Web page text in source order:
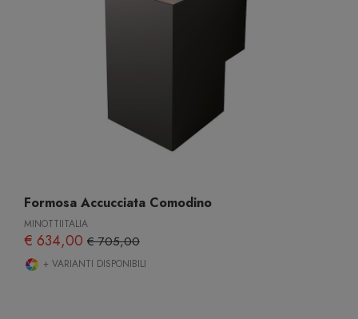
Formosa Accucciata Comodino
MINOTTIITALIA
€ 634,00 € 705,00
+ VARIANTI DISPONIBILI